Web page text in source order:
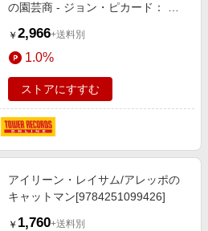
の園芸商 - ジョン・ピカード： 室
￥ 2,966+送料別
1.0%
ストアにすすむ
アイリーン・レイサム/アレッポの
キャットマン[9784251099426]
￥ 1,760+送料別